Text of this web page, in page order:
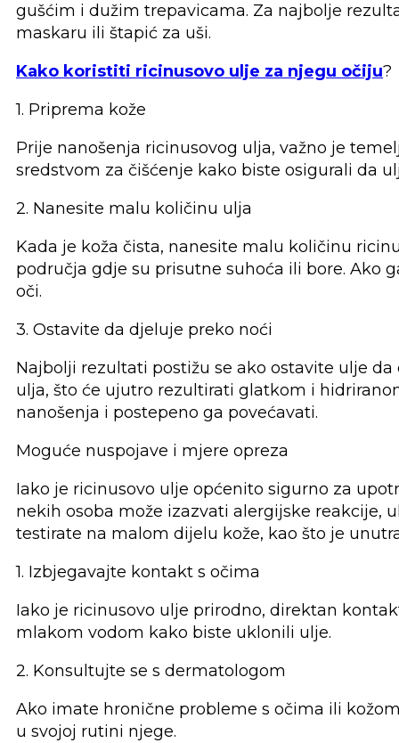
gušćim i dužim trepavicama. Za najbolje
maskaru ili štapić za uši.
Kako koristiti ricinusovo ulje za njegu očiju?
1. Priprema kože
Prije nanošenja ricinusovog ulja, važno je
sredstvom za čišćenje kako biste osigurali da
2. Nanesite malu količinu ulja
Kada je koža čista, nanesite malu količinu
područja gdje su prisutne suhoća ili bore. Ako
oči.
3. Ostavite da djeluje preko noći
Najbolji rezultati postižu se ako ostavite ulje
ulja, što će ujutro rezultirati glatkom i
nanošenja i postepeno ga povećavati.
Moguće nuspojave i mjere opreza
Iako je ricinusovo ulje općenito sigurno za
nekih osoba može izazvati alergijske reakcije,
testirate na malom dijelu kože, kao što je
1. Izbjegavajte kontakt s očima
Iako je ricinusovo ulje prirodno, direktan
mlakom vodom kako biste uklonili ulje.
2. Konsultujte se s dermatologom
Ako imate hronične probleme s očima ili
u svojoj rutini njege.